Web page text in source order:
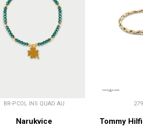
BR-PCOL INS QUAD AU
Narukvice
Tommy